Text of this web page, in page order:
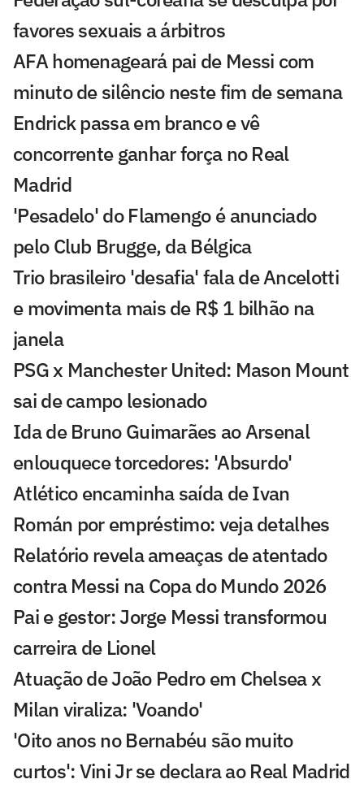
favores sexuais a árbitros
AFA homenageará pai de Messi com
minuto de silêncio neste fim de semana
Endrick passa em branco e vê
concorrente ganhar força no Real
Madrid
'Pesadelo' do Flamengo é anunciado
pelo Club Brugge, da Bélgica
Trio brasileiro 'desafia' fala de Ancelotti
e movimenta mais de R$ 1 bilhão na
janela
PSG x Manchester United: Mason Mount
sai de campo lesionado
Ida de Bruno Guimarães ao Arsenal
enlouquece torcedores: 'Absurdo'
Atlético encaminha saída de Ivan
Román por empréstimo: veja detalhes
Relatório revela ameaças de atentado
contra Messi na Copa do Mundo 2026
Pai e gestor: Jorge Messi transformou
carreira de Lionel
Atuação de João Pedro em Chelsea x
Milan viraliza: 'Voando'
'Oito anos no Bernabéu são muito
curtos': Vini Jr se declara ao Real Madrid